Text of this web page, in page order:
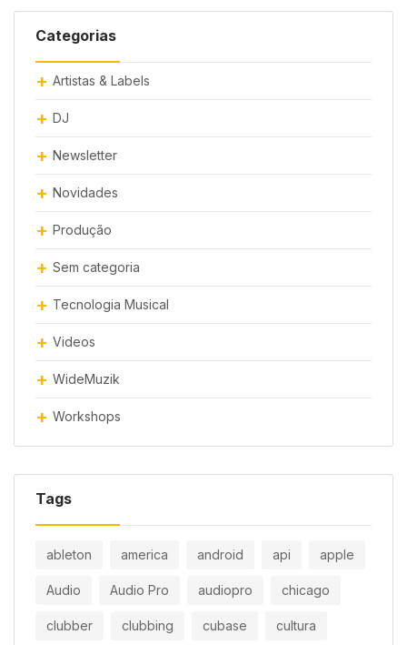
Categorias
Artistas & Labels
DJ
Newsletter
Novidades
Produção
Sem categoria
Tecnologia Musical
Videos
WideMuzik
Workshops
Tags
ableton america android api apple
Audio Audio Pro audiopro chicago
clubber clubbing cubase cultura